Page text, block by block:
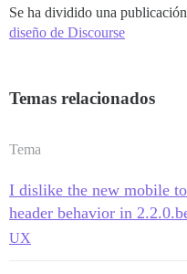
Se ha dividido una
diseño de Discourse
Temas relacionados
Tema
I dislike the new mobile
header behavior in
UX